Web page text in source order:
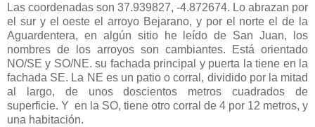
Las coordenadas son 37.939827, -4.872674. Lo abrazan por
el sur y el oeste el arroyo Bejarano, y por el norte el de la
Aguardentera, en algún sitio he leído de San Juan, los
nombres de los arroyos son cambiantes. Está orientado
NO/SE y SO/NE. su fachada principal y puerta la tiene en la
fachada SE. La NE es un patio o corral, dividido por la mitad
al largo, de unos doscientos metros cuadrados de
superficie. Y en la SO, tiene otro corral de 4 por 12 metros, y
una habitación.